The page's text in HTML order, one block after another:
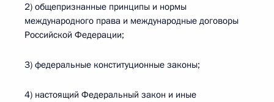
2) общепризнанные принципы и нормы
международного права и международные договоры
Российской Федерации;
3) федеральные конституционные законы;
4) настоящий Федеральный закон и иные